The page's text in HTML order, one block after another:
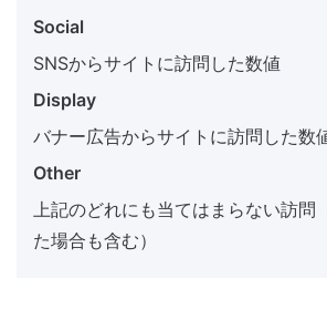
Social
SNSからサイトに訪問した数値
Display
バナー広告からサイトに訪問した数
Other
上記のどれにも当てはまらない訪問
た場合も含む）